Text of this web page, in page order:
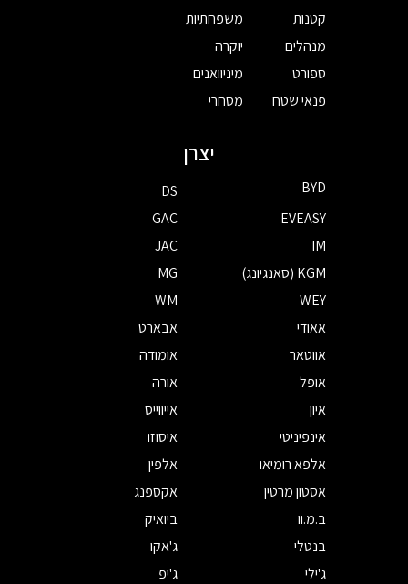
קטנות
מנהלים
ספורט
פנאי שטח
משפחתיות
יוקרה
מיניוואנים
מסחרי
יצרן
BYD
DS
EVEASY
GAC
IM
JAC
KGM (סאנגיונג)
MG
WEY
WM
אאודי
אבארט
אווטאר
אומודה
אופל
אורה
איון
אייווייס
אינפיניטי
איסוזו
אלפא רומיאו
אלפין
אסטון מרטין
אקספנג
ב.מ.וו
ביואיק
בנטלי
ג'אקו
ג'ילי
ג'יפ